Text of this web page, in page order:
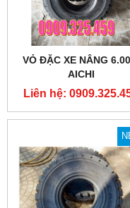
VỎ ĐẶC XE NÂNG
AICHI
Liên hệ: